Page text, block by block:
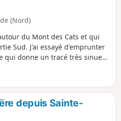
(Nord)
du Mont des Cats et qui
Sud. J'ai essayé d'emprunter
qui donne un tracé très sinueux
toujours très bonne.
depuis Sainte-